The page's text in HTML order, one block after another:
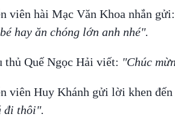
viên hài Mạc Văn Khoa nhắn gửi:
hay ăn chóng lớn anh nhé".
thủ Quế Ngọc Hải viết: "Chúc
viên Huy Khánh gửi lời khen đến
đi thôi".